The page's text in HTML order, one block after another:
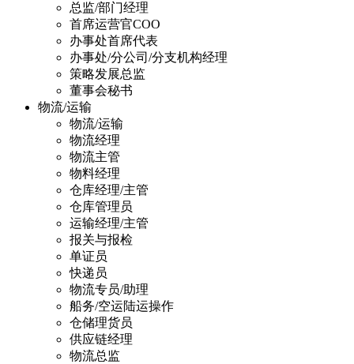
总监/部门经理
首席运营官COO
办事处首席代表
办事处/分公司/分支机构经理
策略发展总监
董事会秘书
物流/运输
物流/运输
物流经理
物流主管
物料经理
仓库经理/主管
仓库管理员
运输经理/主管
报关与报检
单证员
快递员
物流专员/助理
船务/空运陆运操作
仓储理货员
供应链经理
物流总监